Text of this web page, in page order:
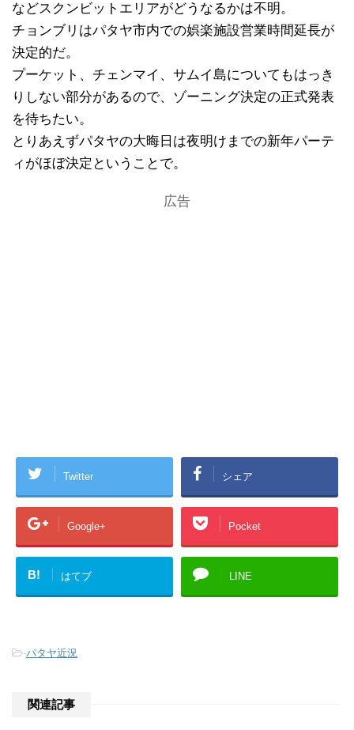
などスクンビットエリアがどうなるかは不明。
チョンブリはパタヤ市内での娯楽施設営業時間延長が
決定的だ。
プーケット、チェンマイ、サムイ島についてもはっき
りしない部分があるので、ゾーニング決定の正式発表
を待ちたい。
とりあえずパタヤの大晦日は夜明けまでの新年パーテ
ィがほぼ決定ということで。
広告
Twitter シェア
Google+ Pocket
B! はてブ LINE
-パタヤ近況
関連記事